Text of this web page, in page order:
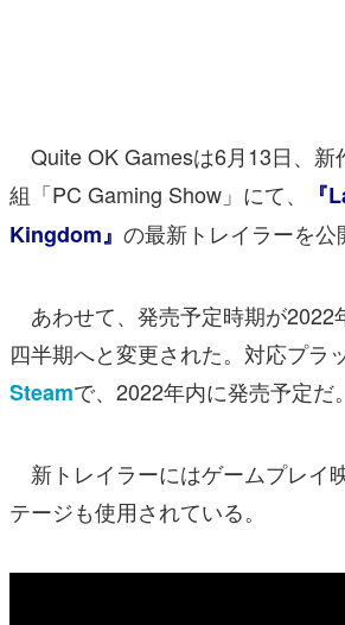
Quite OK Gamesは6月13日、新
組「PC Gaming Show」にて、
Kingdom』 の最新トレイラーを公
あわせて、発売予定時期が2022
四半期へと変更された。対応プラ
Steamで、2022年内に発売予定だ。
新トレイラーにはゲームプレイ
テージも使用されている。